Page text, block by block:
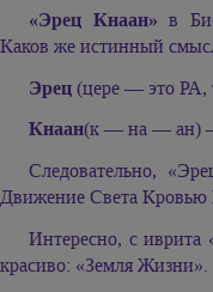
«Эрец Кнаан» в
Каков же истинный
Эрец(цере — это
Кнаан(к — на — ан)
Следовательно,
Движение Света Кровью
Интересно, с иврита
красиво: «Земля Жизни».